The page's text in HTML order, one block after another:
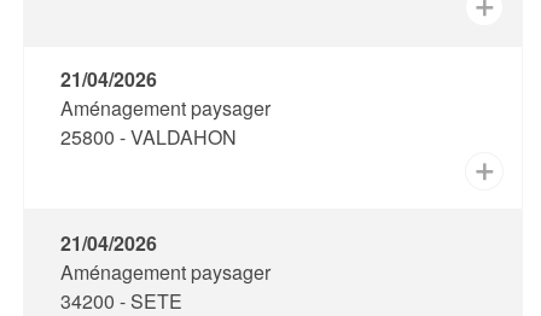
✕
21/04/2026
Aménagement paysager
25800 - VALDAHON
✕
21/04/2026
Aménagement paysager
34200 - SETE